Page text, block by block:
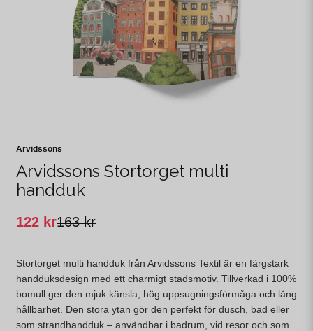
Arvidssons
Arvidssons Stortorget multi
handduk
163 kr
122 kr
Stortorget multi handduk från Arvidssons Textil är en färgstark
handduksdesign med ett charmigt stadsmotiv. Tillverkad i 100%
bomull ger den mjuk känsla, hög uppsugningsförmåga och lång
hållbarhet. Den stora ytan gör den perfekt för dusch, bad eller
som strandhandduk – användbar i badrum, vid resor och som